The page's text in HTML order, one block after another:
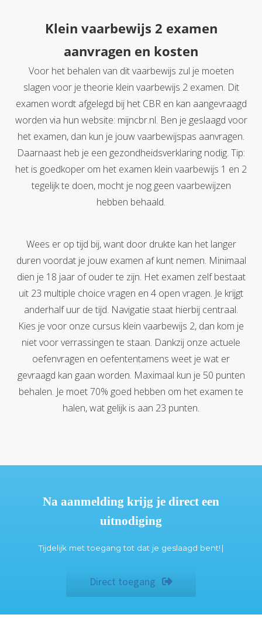
Klein vaarbewijs 2 examen
aanvragen en kosten
Voor het behalen van dit vaarbewijs zul je moeten
slagen voor je theorie klein vaarbewijs 2 examen. Dit
examen wordt afgelegd bij het CBR en kan aangevraagd
worden via hun website: mijncbr.nl. Ben je geslaagd voor
het examen, dan kun je jouw vaarbewijspas aanvragen.
Daarnaast heb je een gezondheidsverklaring nodig. Tip:
het is goedkoper om het examen klein vaarbewijs 1 en 2
tegelijk te doen, mocht je nog geen vaarbewijzen
hebben behaald.
Wees er op tijd bij, want door drukte kan het langer
duren voordat je jouw examen af kunt nemen. Minimaal
dien je 18 jaar of ouder te zijn. Het examen zelf bestaat
uit 23 multiple choice vragen en 4 open vragen. Je krijgt
anderhalf uur de tijd. Navigatie staat hierbij centraal.
Kies je voor onze cursus klein vaarbewijs 2, dan kom je
niet voor verrassingen te staan. Dankzij onze actuele
oefenvragen en oefententamens weet je wat er
gevraagd kan gaan worden. Maximaal kun je 50 punten
behalen. Je moet 70% goed hebben om het examen te
halen, wat gelijk is aan 23 punten.
Na aanmelding krijg je direct een
uitnodiging
Tijdelijk met toegang tot dat je geslaagd bent!
Direct toegang